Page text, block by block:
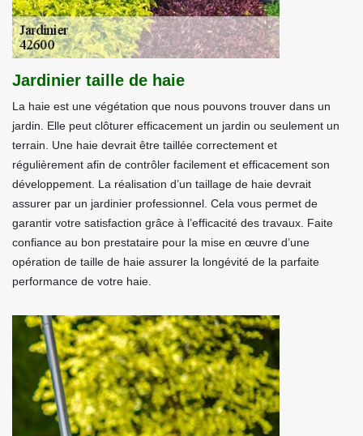
Jardinier taille de haie
La haie est une végétation que nous pouvons trouver dans un
jardin. Elle peut clôturer efficacement un jardin ou seulement un
terrain. Une haie devrait être taillée correctement et
régulièrement afin de contrôler facilement et efficacement son
développement. La réalisation d’un taillage de haie devrait
assurer par un jardinier professionnel. Cela vous permet de
garantir votre satisfaction grâce à l’efficacité des travaux. Faite
confiance au bon prestataire pour la mise en œuvre d’une
opération de taille de haie assurer la longévité de la parfaite
performance de votre haie.